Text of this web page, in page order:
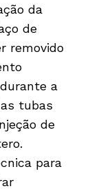
da
de
removido
a
tubas
de
para